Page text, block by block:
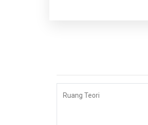
Ruang Teori